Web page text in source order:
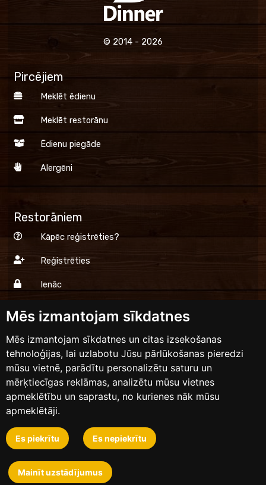
Mēs izmantojam sīkdatnes
Mēs izmantojam sīkdatnes un citas izsekošanas
tehnoloģijas, lai uzlabotu Jūsu pārlūkošanas pieredzi
mūsu vietnē, parādītu personalizētu saturu un
mērķtiecīgas reklāmas, analizētu mūsu vietnes
apmeklētību un saprastu, no kurienes nāk mūsu
apmeklētāji.
Es piekrītu Es nepiekrītu
Mainīt uzstādījumus
© 2014 - 2026
Pircējiem
Meklēt ēdienu
Meklēt restorānu
Ēdienu piegāde
Alergēni
Restorāniem
Kāpēc reģistrēties?
Reģistrēties
Ienāc
Dinner.lv
Lietošanas noteikumi
Privātums
Sazinies ar mums